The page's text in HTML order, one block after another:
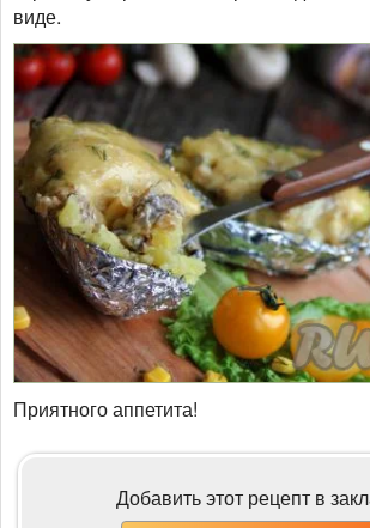
виде.
Приятного аппетита!
Добавить этот рецепт в